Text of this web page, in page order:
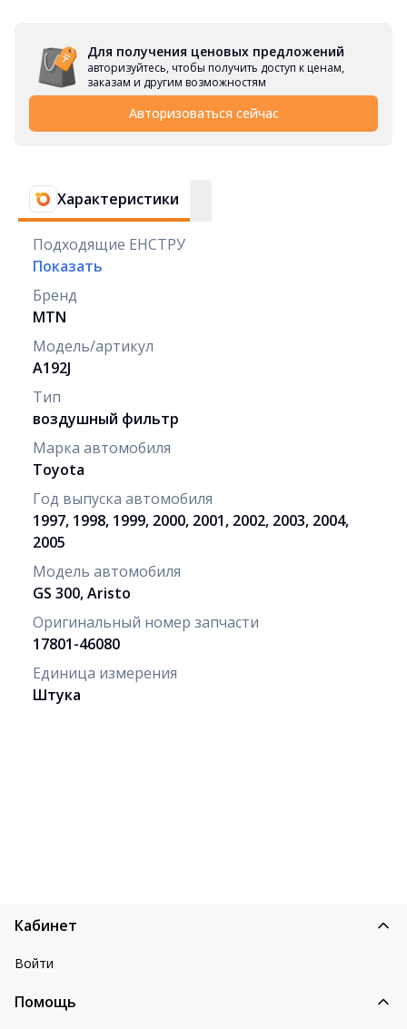
Для получения ценовых предложений
авторизуйтесь, чтобы получить доступ к ценам,
заказам и другим возможностям
Авторизоваться сейчас
Характеристики
Подходящие ЕНСТРУ
Показать
Бренд
MTN
Модель/артикул
A192J
Тип
воздушный фильтр
Марка автомобиля
Toyota
Год выпуска автомобиля
1997, 1998, 1999, 2000, 2001, 2002, 2003, 2004,
2005
Модель автомобиля
GS 300, Aristo
Оригинальный номер запчасти
17801-46080
Единица измерения
Штука
Кабинет
Войти
Помощь